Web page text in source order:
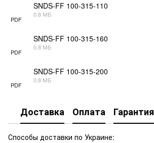
PDF
SNDS-FF 100-315-110
0.8 МБ
PDF
SNDS-FF 100-315-160
0.8 МБ
PDF
SNDS-FF 100-315-200
0.8 МБ
Доставка Оплата Гарантия
Способы доставки по Украине: